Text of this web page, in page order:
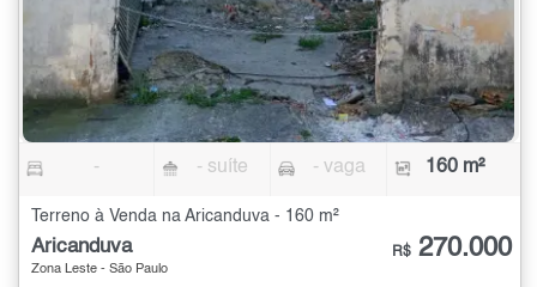
- - suíte - vaga 160 m²
Terreno à Venda na Aricanduva - 160 m²
Aricanduva
Zona Leste - São Paulo
R$ 270.000